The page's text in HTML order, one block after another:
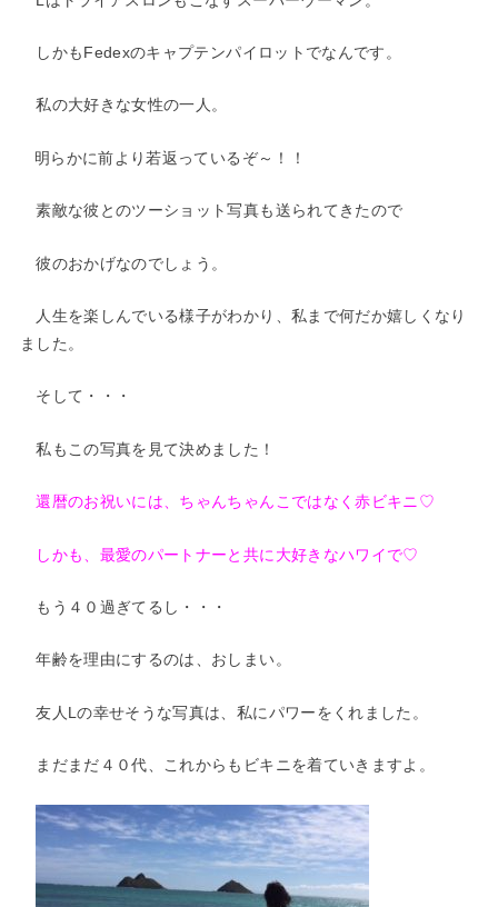
しかもFedexのキャプテンパイロットでなんです。
私の大好きな女性の一人。
明らかに前より若返っているぞ～！！
素敵な彼とのツーショット写真も送られてきたので
彼のおかげなのでしょう。
人生を楽しんでいる様子がわかり、私まで何だか嬉しくなり
ました。
そして・・・
私もこの写真を見て決めました！
還暦のお祝いには、ちゃんちゃんこではなく赤ビキニ♡
しかも、最愛のパートナーと共に大好きなハワイで♡
もう４０過ぎてるし・・・
年齢を理由にするのは、おしまい。
友人Lの幸せそうな写真は、私にパワーをくれました。
まだまだ４０代、これからもビキニを着ていきますよ。